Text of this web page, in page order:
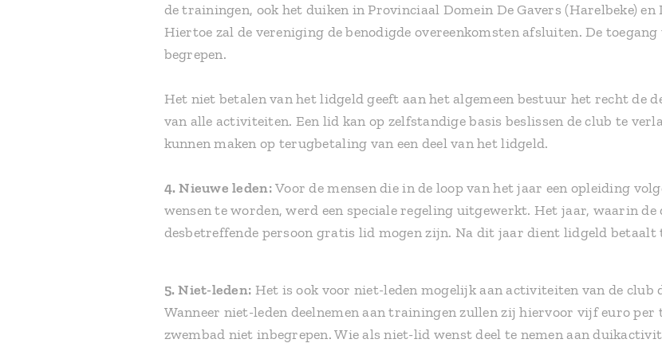
de trainingen, ook het duiken in Provinciaal Domein De Gavers (Harelbeke)
Hiertoe zal de vereniging de benodigde overeenkomsten afsluiten. De
begrepen.
Het niet betalen van het lidgeld geeft aan het algemeen bestuur het recht de
van alle activiteiten. Een lid kan op zelfstandige basis beslissen de club te
kunnen maken op terugbetaling van een deel van het lidgeld.
4. Nieuwe leden:Voor de mensen die in de loop van het jaar een opleiding
wensen te worden, werd een speciale regeling uitgewerkt. Het jaar, waarin
desbetreffende persoon gratis lid mogen zijn. Na dit jaar dient lidgeld betaalt
5. Niet-leden: Het is ook voor niet-leden mogelijk aan activiteiten van de club
Wanneer niet-leden deelnemen aan trainingen zullen zij hiervoor vijf euro
zwembad niet inbegrepen. Wie als niet-lid wenst deel te nemen aan